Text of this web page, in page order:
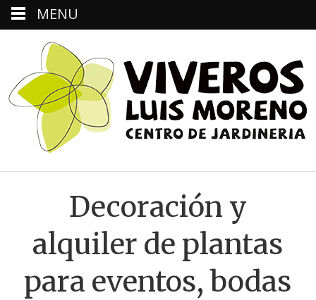
Decoración y
alquiler de plantas
para eventos, bodas
MENU